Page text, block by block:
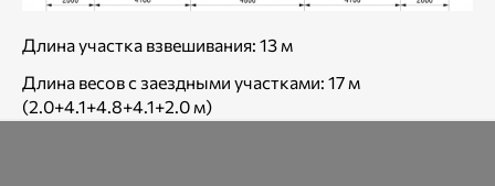
Длина участка взвешивания: 13 м
Длина весов с заездными участками: 17 м
(2.0+4.1+4.8+4.1+2.0 м)